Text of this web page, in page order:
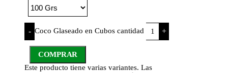
- Coco Glaseado en Cubos cantidad +
COMPRAR
Este producto tiene varias variantes. Las